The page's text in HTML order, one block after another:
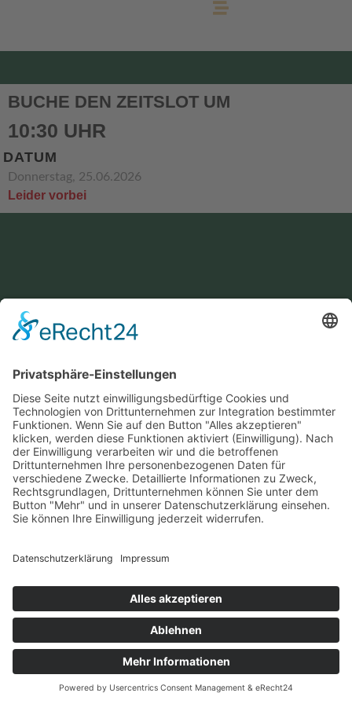
BUCHE DEN ZEITSLOT UM
10:30 UHR
DATUM
Donnerstag, 25.06.2026
Leider vorbei
Ein Produkt von SYNTURA - Emotion,
Spaß und Herausforderung
KONTAKT
+49 7422 240693
Impressum Datenschutz­
© Hirschgrund Zipline Area
Vertrag widerrufen